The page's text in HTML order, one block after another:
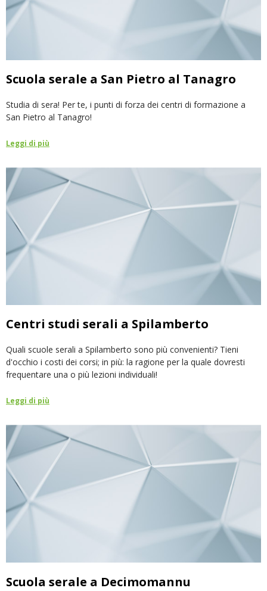
Scuola serale a San Pietro al Tanagro
Studia di sera! Per te, i punti di forza dei centri di formazione a
San Pietro al Tanagro!
Leggi di più
Centri studi serali a Spilamberto
Quali scuole serali a Spilamberto sono più convenienti? Tieni
d'occhio i costi dei corsi; in più: la ragione per la quale dovresti
frequentare una o più lezioni individuali!
Leggi di più
Scuola serale a Decimomannu